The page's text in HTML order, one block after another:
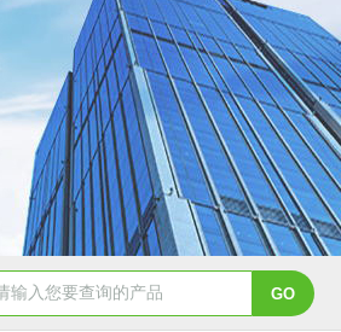
dn200湖泉电动截止阀 一